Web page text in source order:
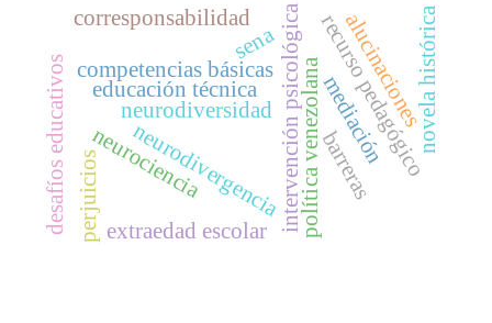
intervención psicológicapolítica venezolana
neurodivergencia
neurodiversidad
competencias básicas
neurociencia mediación
recurso pedagógico
novela histórica
desafíos educativos
sena
educación técnica alucinaciones
extraedad escolar
barreras
perjuicios
corresponsabilidad